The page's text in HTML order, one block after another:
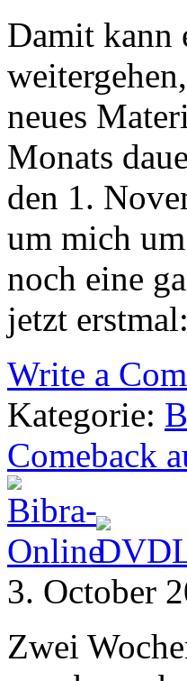
Damit kann
neues
Monats
den 1.
um mich
noch eine
jetzt
Write a
Kategorie:
Comeback
3. October
Zwei